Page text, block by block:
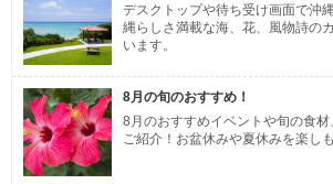
デスクトップや待ち受け画面で沖
縄らしさ満載な海、花、風物詩の
います。
8月の旬のおすすめ！
8月のおすすめイベントや旬の食
ご紹介！お盆休みや夏休みを楽し